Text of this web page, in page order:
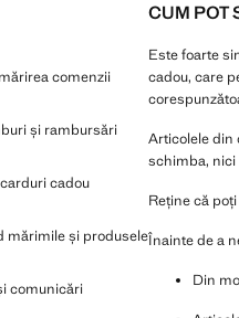
CUM POT
Este foarte
cadou, care
Articolele din
schimba, nici
Reține că
Înainte de a
Din
comenzii
și rambursări
cadou
mărimile și produsele
comunicări